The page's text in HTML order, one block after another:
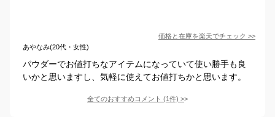
価格と在庫を楽天でチェック >>
あやなみ(20代・女性)
パウダーでお値打ちなアイテムになっていて使い勝手も良
いかと思いますし、気軽に使えてお値打ちかと思います。
全てのおすすめコメント (1件) >